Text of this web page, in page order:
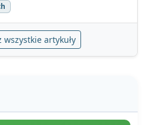
wszystkie artykuły